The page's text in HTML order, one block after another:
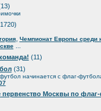
, Чемпионат Европы среди
...
(11)
(31)
начинается с флаг-
первенство Москвы по флаг-